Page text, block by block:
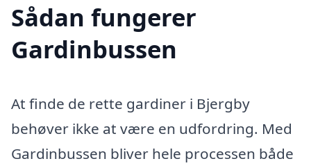
Sådan fungerer
Gardinbussen
At finde de rette gardiner i Bjergby
behøver ikke at være en udfordring. Med
Gardinbussen bliver hele processen både